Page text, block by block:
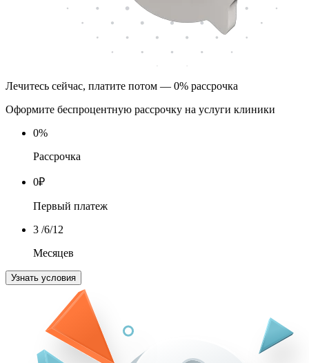
Лечитесь сейчас, платите потом — 0% рассрочка
Оформите беспроцентную рассрочку на услуги клиники
0%
Рассрочка
0₽
Первый платеж
3 /6/12
Месяцев
Узнать условия